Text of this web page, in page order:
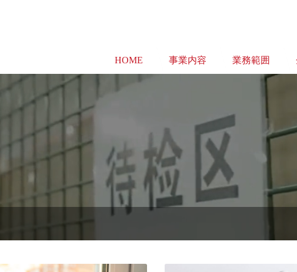
HOME 事業内容 業務範囲